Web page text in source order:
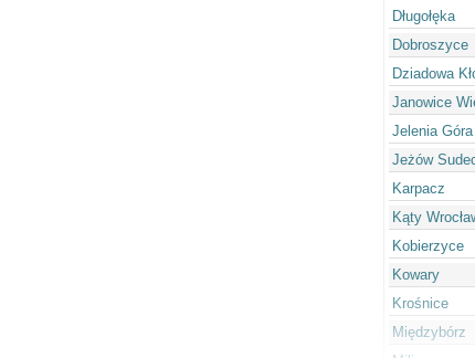
Długołęka
Dobroszyce
Dziadowa
Janowice
Jelenia Góra
Jeżów
Karpacz
Kąty
Kobierzyce
Kowary
Krośnice
Międzybórz